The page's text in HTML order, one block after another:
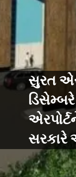
સુરત
સરકારે